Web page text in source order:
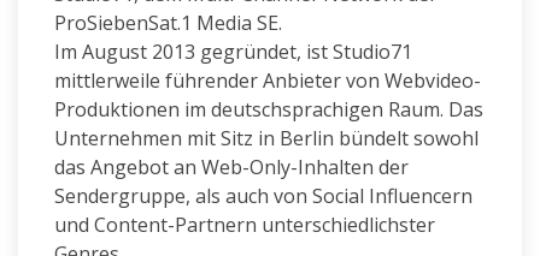
ProSiebenSat.1 Media SE.
Im August 2013 gegründet, ist Studio71
mittlerweile führender Anbieter von Webvideo-
Produktionen im deutschsprachigen Raum. Das
Unternehmen mit Sitz in Berlin bündelt sowohl
das Angebot an Web-Only-Inhalten der
Sendergruppe, als auch von Social Influencern
und Content-Partnern unterschiedlichster